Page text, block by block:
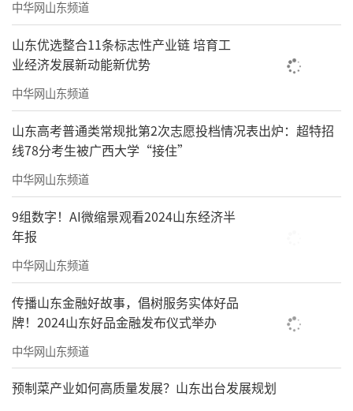
中华网山东频道
山东优选整合11条标志性产业链 培育工
业经济发展新动能新优势
中华网山东频道
山东高考普通类常规批第2次志愿投档情况表出炉：超特招
线78分考生被广西大学“接住”
中华网山东频道
9组数字！AI微缩景观看2024山东经济半
年报
中华网山东频道
传播山东金融好故事，倡树服务实体好品
牌！2024山东好品金融发布仪式举办
中华网山东频道
预制菜产业如何高质量发展？山东出台发展规划